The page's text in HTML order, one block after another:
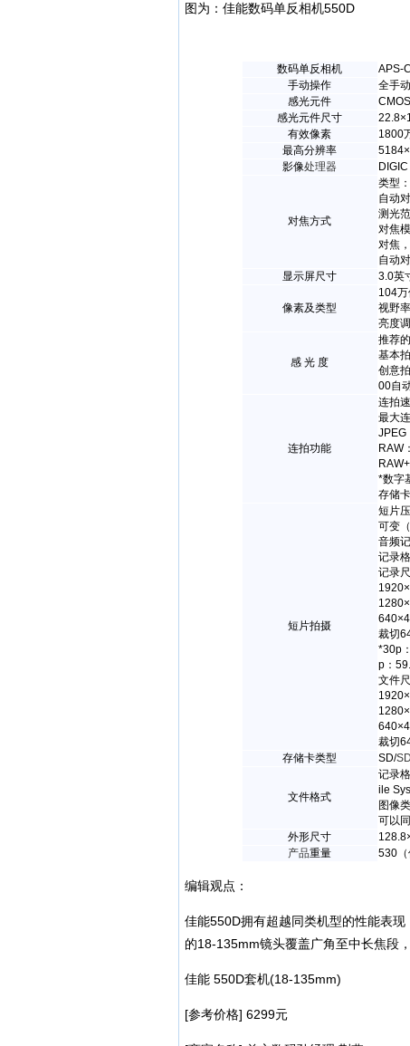
图为：佳能数码单反相机550D
数码单反相机
APS-
手动操作
全手
感光元件
CMOS
感光元件尺寸
有效像素
1800
最高分辨率
影像处理器
对焦方式
类型
自动
测光
对焦
对焦
自动
显示屏尺寸
3.0英
像素及类型
104
视野
亮度
感 光 度
推荐
基本
创意
00自
连拍功能
连拍
最大
JPEG
RAW
*数字
存储卡
短片拍摄
短片
可变
音频
记录
记录
裁切
*30p
p：
文件
裁切
存储卡类型
SD/
文件格式
记录
ile
图像
可以
外形尺寸
产品重量 530（
编辑观点：
佳能550D拥有超越同类机型的性能表
的18-135mm镜头覆盖广角至中长焦段
佳能 550D套机(18-135mm)
[参考价格] 6299元